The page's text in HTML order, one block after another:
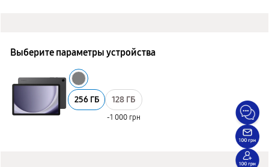
Выберите параметры устройства
256 ГБ 128 ГБ
-1 000 грн